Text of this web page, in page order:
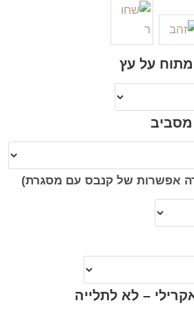
על עץ
אפשרות של קנבס עם מסגרת)
– לא לתלייה